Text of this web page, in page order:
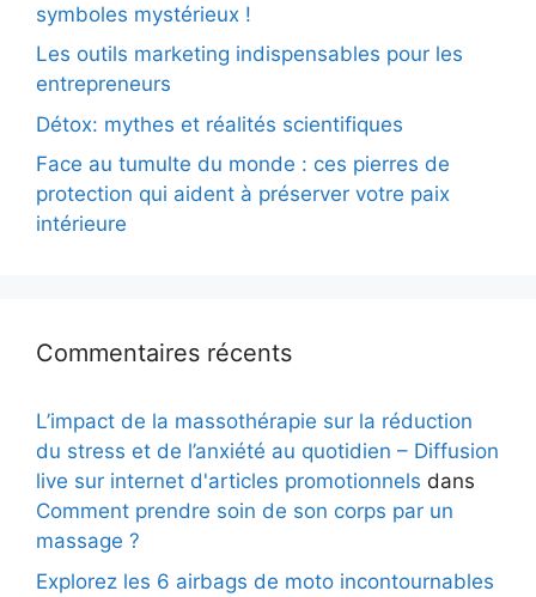
symboles mystérieux !
Les outils marketing indispensables pour les
entrepreneurs
Détox: mythes et réalités scientifiques
Face au tumulte du monde : ces pierres de
protection qui aident à préserver votre paix
intérieure
Commentaires récents
L’impact de la massothérapie sur la réduction
du stress et de l’anxiété au quotidien – Diffusion
live sur internet d'articles promotionnels dans
Comment prendre soin de son corps par un
massage ?
Explorez les 6 airbags de moto incontournables